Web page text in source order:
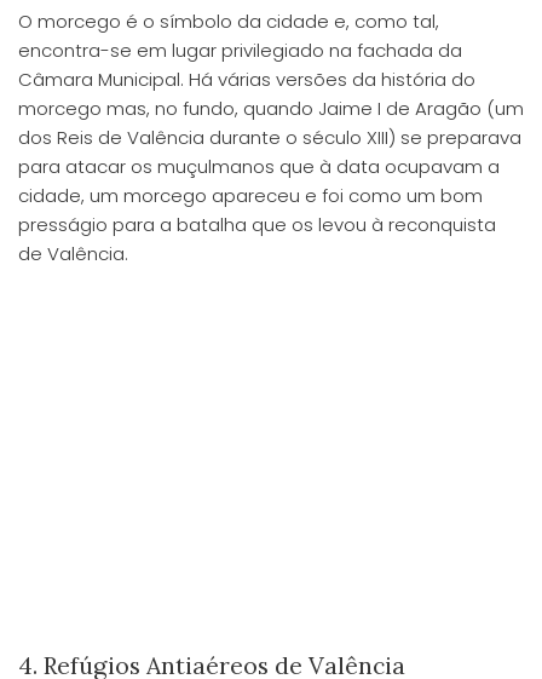
O morcego é o símbolo da cidade e, como tal,
encontra-se em lugar privilegiado na fachada da
Câmara Municipal. Há várias versões da história do
morcego mas, no fundo, quando Jaime I de Aragão (um
dos Reis de Valência durante o século XIII) se preparava
para atacar os muçulmanos que à data ocupavam a
cidade, um morcego apareceu e foi como um bom
presságio para a batalha que os levou à reconquista
de Valência.
4. Refúgios Antiaéreos de Valência